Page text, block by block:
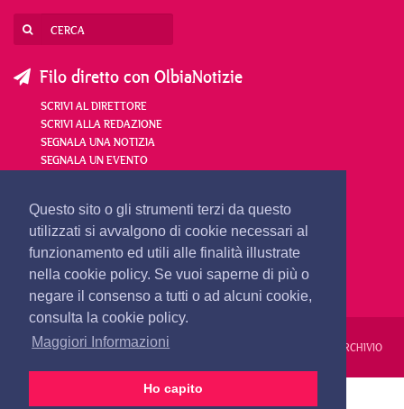
Questo sito o gli strumenti terzi da questo
utilizzati si avvalgono di cookie necessari al
funzionamento ed utili alle finalità illustrate
nella cookie policy. Se vuoi saperne di più o
negare il consenso a tutti o ad alcuni cookie,
consulta la cookie policy.
Maggiori Informazioni
Ho capito
Filo diretto con OlbiaNotizie
SCRIVI AL DIRETTORE
SCRIVI ALLA REDAZIONE
SEGNALA UNA NOTIZIA
SEGNALA UN EVENTO
redazione@olbianotizie.it
REDAZIONE PUBBLICITÀ PRIVACY E COOKIES ARCHIVIO
24 ORE VIDEO